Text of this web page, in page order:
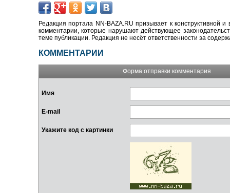
Редакция портала NN-BAZA.RU призывает к конструктивной
комментарии, которые нарушают действующее
теме публикации. Редакция не несёт ответственности за
КОММЕНТАРИИ
Форма отправки комментария
Имя
E-mail
Укажите код с картинки